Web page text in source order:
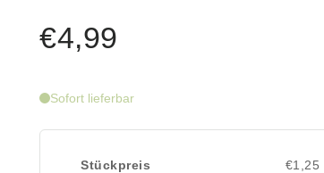
€4,99
Sofort lieferbar
Stückpreis €1,25